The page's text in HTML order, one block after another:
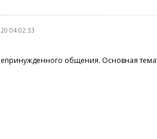
04:02:33
общения. Основная